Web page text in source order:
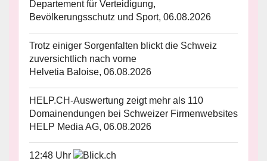
Departement für Verteidigung,
Bevölkerungsschutz und Sport, 06.08.2026
Trotz einiger Sorgenfalten blickt die Schweiz
zuversichtlich nach vorne
Helvetia Baloise, 06.08.2026
HELP.CH-Auswertung zeigt mehr als 110
Domainendungen bei Schweizer Firmenwebsites
HELP Media AG, 06.08.2026
12:48 Uhr